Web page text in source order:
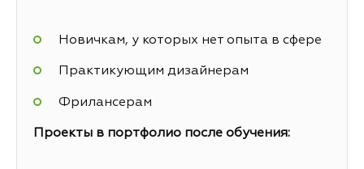
Новичкам, у которых нет опыта в сфере
Практикующим дизайнерам
Фрилансерам
Проекты в портфолио после обучения: